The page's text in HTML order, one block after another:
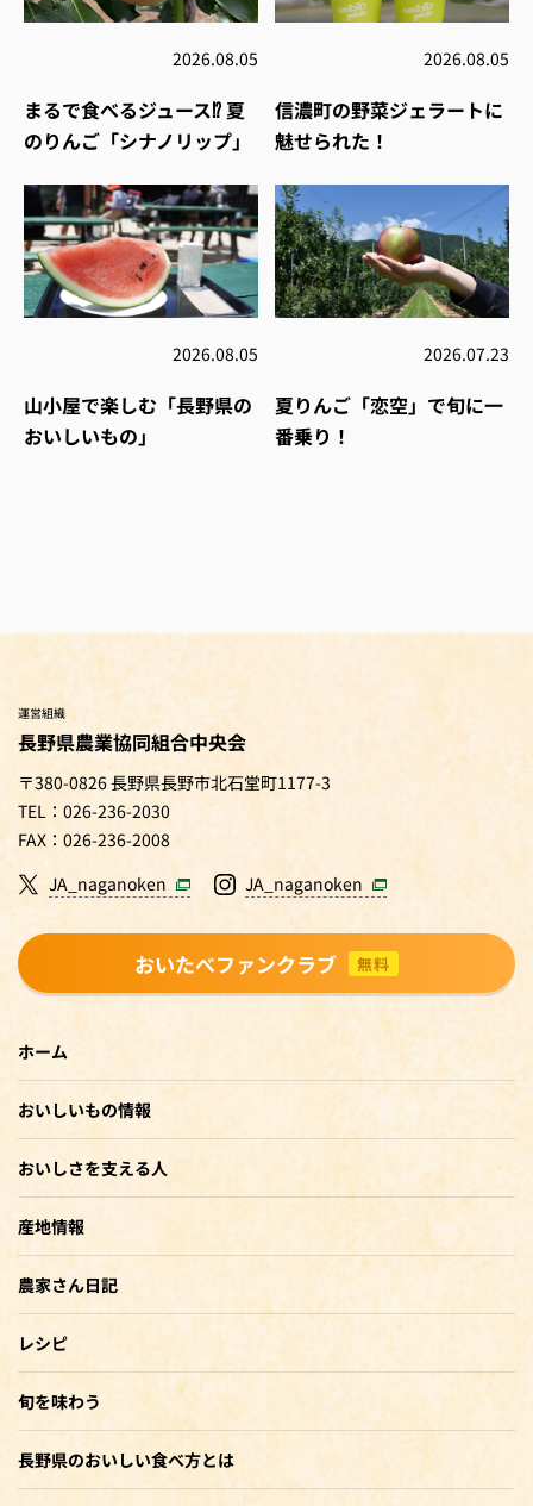
2026.08.05
まるで食べるジュース⁉︎ 夏
のりんご「シナノリップ」
2026.08.05
信濃町の野菜ジェラートに
魅せられた！
2026.08.05
山小屋で楽しむ「長野県の
おいしいもの」
2026.07.23
夏りんご「恋空」で旬に一
番乗り！
運営組織
長野県農業協同組合中央会
〒380-0826 長野県長野市北石堂町1177-3
TEL：026-236-2030
FAX：026-236-2008
JA_naganoken
JA_naganoken
おいたべファンクラブ 無料
ホーム
おいしいもの情報
おいしさを支える人
産地情報
農家さん日記
レシピ
旬を味わう
長野県のおいしい食べ方とは